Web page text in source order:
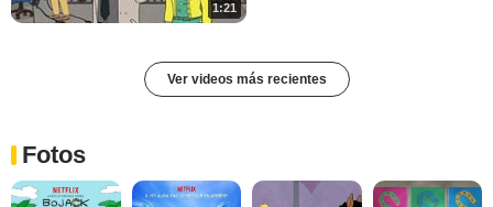
1:21
Ver videos más recientes
Fotos